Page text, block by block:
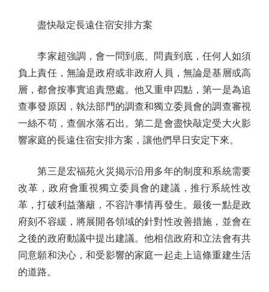
盡快敲定長遠住宿安排方案
李家超強調，會一問到底、問責到底，任何人如須
負上責任，無論是政府或非政府人員，無論是基層或高
層，都會按事實追責懲處。他又重申四點，第一是為追
查事發原因，執法部門的調查和獨立委員會的調查審視
一絲不苟，查個水落石出。第二是會盡快敲定受大火影
響家庭的長遠住宿安排方案，讓他們早日安定下來。
第三是宏福苑火災揭示沿用多年的制度和系統需要
改革，政府會重視獨立委員會的建議，推行系統性改
革，打破利益藩籬，不容許事情再發生。最後一點是政
府刻不容緩，將展開各領域的針對性改善措施，並會在
之後的政府動議中提出建議。他相信政府和立法會有共
同意願和決心，和受影響的家庭一起走上這條重建生活
的道路。